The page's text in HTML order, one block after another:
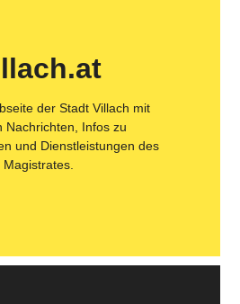
der Stadt Villach mit
Nachrichten, Infos zu
und Dienstleistungen des
Magistrates.